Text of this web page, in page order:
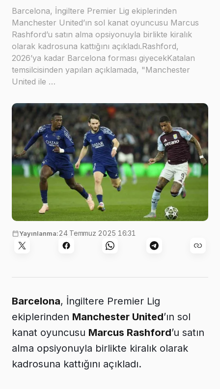
Barcelona, İngiltere Premier Lig ekiplerinden
Manchester United’ın sol kanat oyuncusu Marcus
Rashford’u satın alma opsiyonuyla birlikte kiralık
olarak kadrosuna kattığını açıkladı.Rashford,
2026’ya kadar Barcelona forması giyecekKatalan
temsilcisinden yapılan açıklamada, "Manchester
United ile …
Yayınlanma:24 Temmuz 2025 16:31
Barcelona, İngiltere Premier Lig
ekiplerinden Manchester United’ın sol
kanat oyuncusu Marcus Rashford’u satın
alma opsiyonuyla birlikte kiralık olarak
kadrosuna kattığını açıkladı.